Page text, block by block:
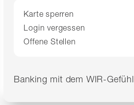
Karte sperren
Login vergessen
Offene Stellen
Banking mit dem WIR-Gefühl